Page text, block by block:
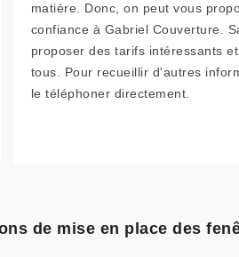
matière. Donc, on peut vous
confiance à Gabriel Couverture.
proposer des tarifs intéressants
tous. Pour recueillir d'autres
le téléphoner directement.
de mise en place des